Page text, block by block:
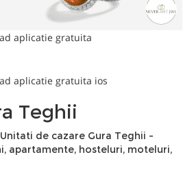
Teghii
de cazare Gura Teghii -
apartamente, hosteluri, moteluri,